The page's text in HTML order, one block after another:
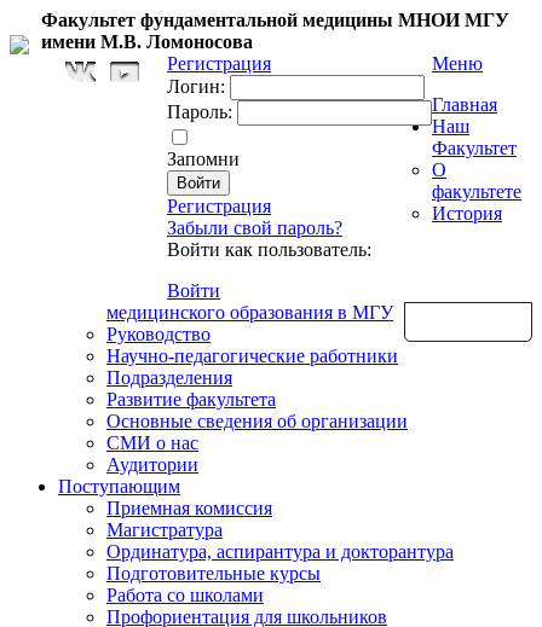
Факультет фундаментальной медицины МНОИ МГУ
имени М.В. Ломоносова
Регистрация
Логин:
Пароль:
Запомни
Регистрация
Забыли свой пароль?
Войти как пользователь:
Войти
Меню
Главная
Наш
Факультет
О
факультете
История
медицинского образования в МГУ
Руководство
Научно-педагогические работники
Подразделения
Развитие факультета
Основные сведения об организации
СМИ о нас
Аудитории
Поступающим
Приемная комиссия
Магистратура
Ординатура, аспирантура и докторантура
Подготовительные курсы
Работа со школами
Профориентация для школьников